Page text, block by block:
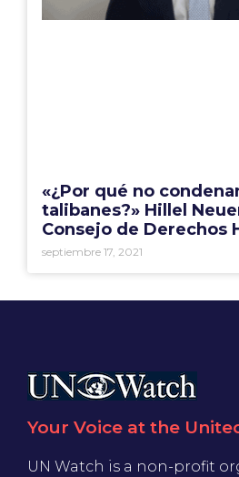
«¿Por qué no
talibanes?» Hillel
Consejo de Derechos
septiembre 17, 2021
Your Voice at the
UN Watch is a non-profit